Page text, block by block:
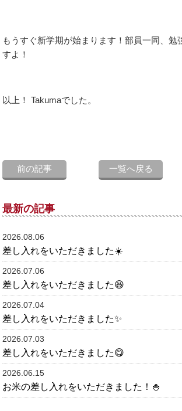
もうすぐ新学期が始まります！部員一同、勉
すよ！
以上！ Takumaでした。
前の記事 一覧へ戻る
最新の記事
2026.08.06
差し入れをいただきました☀️
2026.07.06
差し入れをいただきました😆
2026.07.04
差し入れをいただきました✨
2026.07.03
差し入れをいただきました😋
2026.06.15
お米の差し入れをいただきました！🍚